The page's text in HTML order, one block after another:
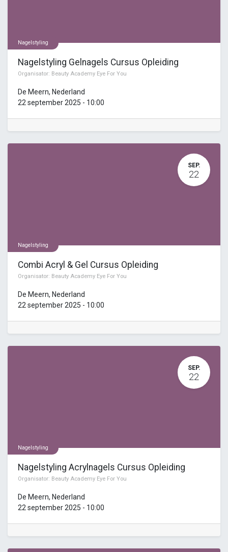
Nagelstyling
Nagelstyling Gelnagels Cursus Opleiding
Organisator: Beauty Academy Eye For You
De Meern, Nederland
22 september 2025 - 10:00
SEP.
22
Nagelstyling
Combi Acryl & Gel Cursus Opleiding
Organisator: Beauty Academy Eye For You
De Meern, Nederland
22 september 2025 - 10:00
SEP.
22
Nagelstyling
Nagelstyling Acrylnagels Cursus Opleiding
Organisator: Beauty Academy Eye For You
De Meern, Nederland
22 september 2025 - 10:00